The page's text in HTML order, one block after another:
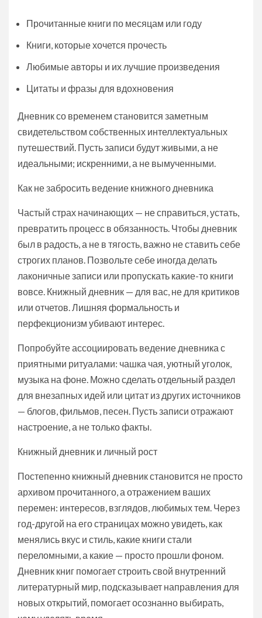
Прочитанные книги по месяцам или году
Книги, которые хочется прочесть
Любимые авторы и их лучшие произведения
Цитаты и фразы для вдохновения
Дневник со временем становится заметным
свидетельством собственных интеллектуальных
путешествий. Пусть записи будут живыми, а не
идеальными; искренними, а не вымученными.
Как не забросить ведение книжного дневника
Частый страх начинающих — не справиться, устать,
превратить процесс в обязанность. Чтобы дневник
был в радость, а не в тягость, важно не ставить себе
строгих планов. Позвольте себе иногда делать
лаконичные записи или пропускать какие-то книги
вовсе. Книжный дневник — для вас, не для критиков
или отчетов. Лишняя формальность и
перфекционизм убивают интерес.
Попробуйте ассоциировать ведение дневника с
приятными ритуалами: чашка чая, уютный уголок,
музыка на фоне. Можно сделать отдельный раздел
для внезапных идей или цитат из других источников
— блогов, фильмов, песен. Пусть записи отражают
настроение, а не только факты.
Книжный дневник и личный рост
Постепенно книжный дневник становится не просто
архивом прочитанного, а отражением ваших
перемен: интересов, взглядов, любимых тем. Через
год-другой на его страницах можно увидеть, как
менялись вкус и стиль, какие книги стали
переломными, а какие — просто прошли фоном.
Дневник книг помогает строить свой внутренний
литературный мир, подсказывает направления для
новых открытий, помогает осознанно выбирать,